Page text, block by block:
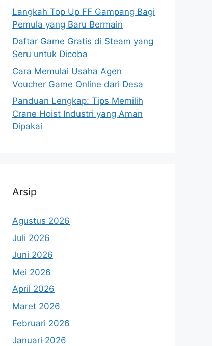
Langkah Top Up FF Gampang Bagi
Pemula yang Baru Bermain
Daftar Game Gratis di Steam yang
Seru untuk Dicoba
Cara Memulai Usaha Agen
Voucher Game Online dari Desa
Panduan Lengkap: Tips Memilih
Crane Hoist Industri yang Aman
Dipakai
Arsip
Agustus 2026
Juli 2026
Juni 2026
Mei 2026
April 2026
Maret 2026
Februari 2026
Januari 2026